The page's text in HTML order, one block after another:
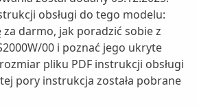
obsługi do tego modelu:
darmo, jak poradzić sobie z
00 i poznać jego ukryte
pliku PDF instrukcji obsługi
pory instrukcja została pobrane